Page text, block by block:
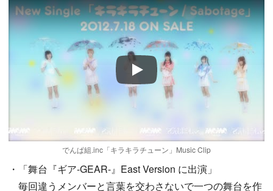
Play
でんぱ組.inc「キラキラチューン」Music Clip
・「舞台『ギア-GEAR-』East Version に出演」
毎回違うメンバーと言葉を交わさないで一つの舞台を作